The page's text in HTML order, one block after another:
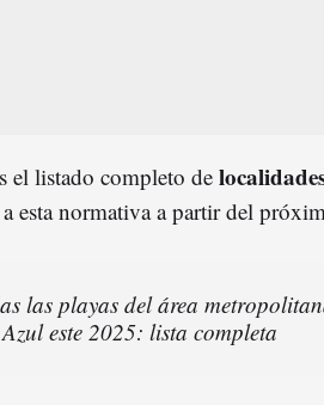
el listado completo de
esta normativa a partir del
las playas del área
este 2025: lista completa